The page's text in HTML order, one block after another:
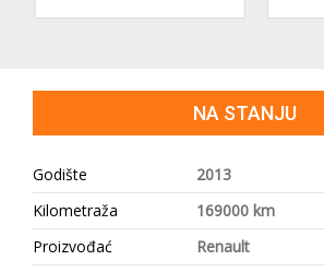
NA STANJU
Godište
2013
Kilometraža
169000 km
Proizvođać
Renault